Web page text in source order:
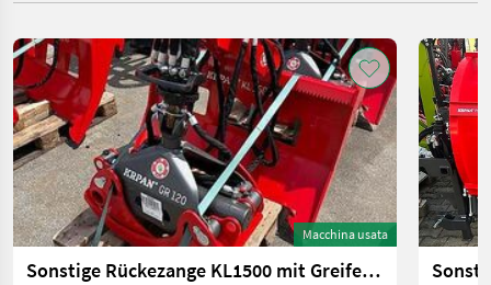
Macchina usata
Sonstige Rückezange KL1500 mit Greifer GR120 Sonderausfüh